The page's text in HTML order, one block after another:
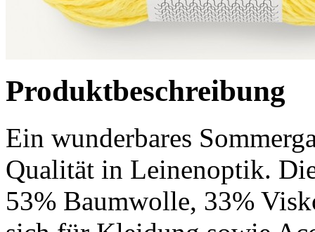
Produktbeschreibung
Ein wunderbares
Qualität in Leinenoptik.
53% Baumwolle, 33%